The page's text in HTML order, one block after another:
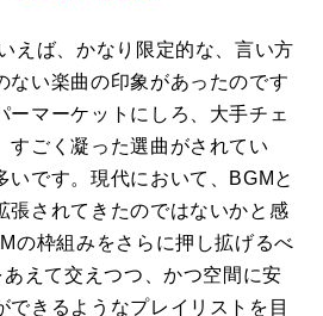
えば、かなり限定的な、言い方
ない楽曲の印象があったのです
ーマーケットにしろ、大手チェ
すごく凝った選曲がされてい
いです。現代において、BGMと
張されてきたのではないかと感
の枠組みをさらに押し拡げるべ
あえて交えつつ、かつ空間に安
できるようなプレイリストを目